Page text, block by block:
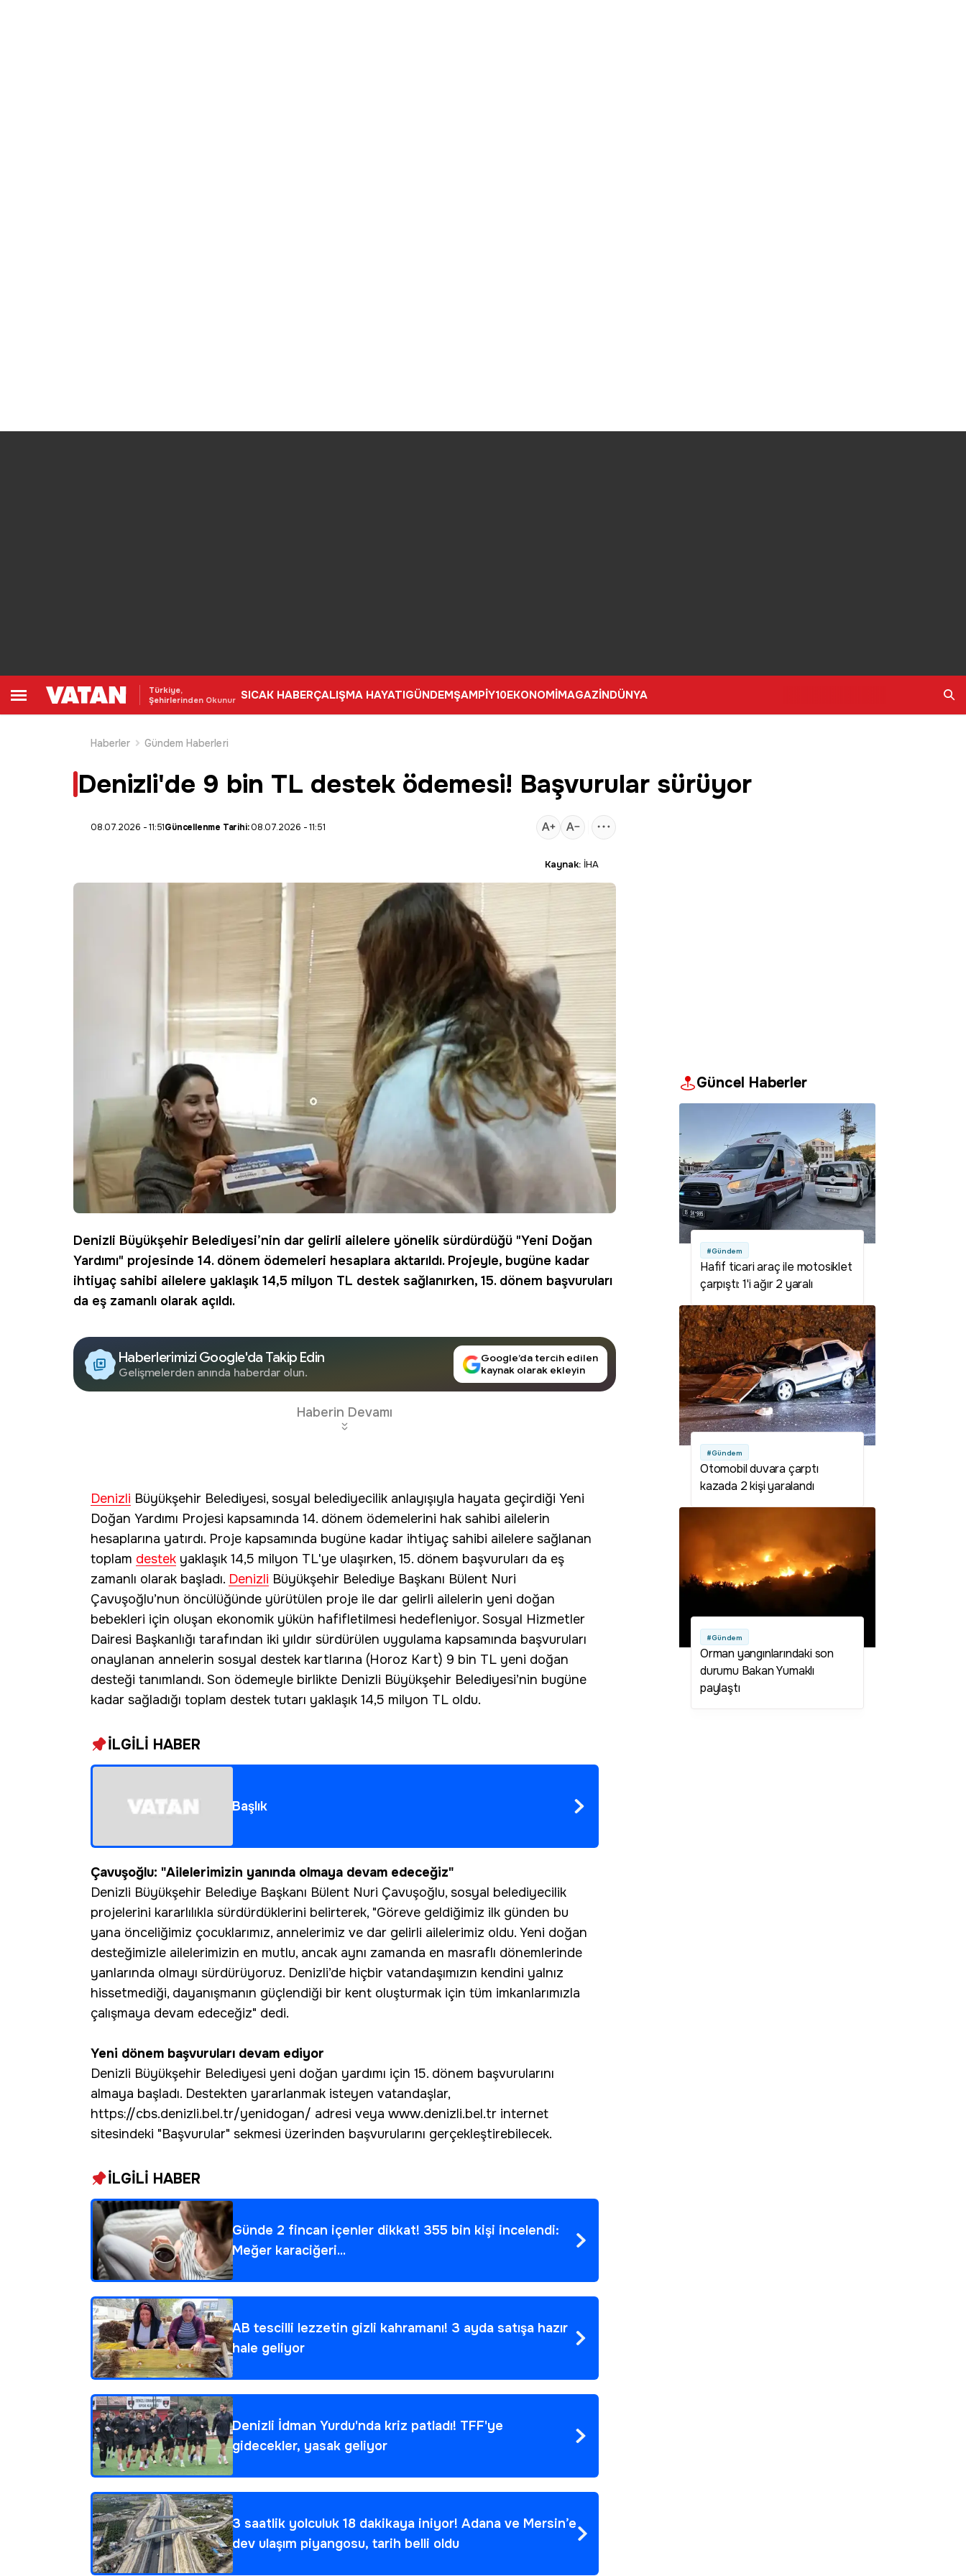
Türkiye,
Şehirlerinden Okunur SICAK HABERÇALIŞMA HAYATIGÜNDEMŞAMPİY10EKONOMİMAGAZİNDÜNYA
Haberler
Gündem Haberleri
Denizli'de 9 bin TL destek ödemesi! Başvurular sürüyor
08.07.2026 - 11:51Güncellenme Tarihi:08.07.2026 - 11:51
Kaynak: İHA
Denizli Büyükşehir Belediyesi’nin dar gelirli ailelere yönelik sürdürdüğü "Yeni Doğan
Yardımı" projesinde 14. dönem ödemeleri hesaplara aktarıldı. Projeyle, bugüne kadar
ihtiyaç sahibi ailelere yaklaşık 14,5 milyon TL destek sağlanırken, 15. dönem başvuruları
da eş zamanlı olarak açıldı.
Haberlerimizi Google'da Takip Edin
Gelişmelerden anında haberdar olun.
Google’da tercih edilen
kaynak olarak ekleyin
Haberin Devamı
Denizli Büyükşehir Belediyesi, sosyal belediyecilik anlayışıyla hayata geçirdiği Yeni
Doğan Yardımı Projesi kapsamında 14. dönem ödemelerini hak sahibi ailelerin
hesaplarına yatırdı. Proje kapsamında bugüne kadar ihtiyaç sahibi ailelere sağlanan
toplam destek yaklaşık 14,5 milyon TL'ye ulaşırken, 15. dönem başvuruları da eş
zamanlı olarak başladı. Denizli Büyükşehir Belediye Başkanı Bülent Nuri
Çavuşoğlu’nun öncülüğünde yürütülen proje ile dar gelirli ailelerin yeni doğan
bebekleri için oluşan ekonomik yükün hafifletilmesi hedefleniyor. Sosyal Hizmetler
Dairesi Başkanlığı tarafından iki yıldır sürdürülen uygulama kapsamında başvuruları
onaylanan annelerin sosyal destek kartlarına (Horoz Kart) 9 bin TL yeni doğan
desteği tanımlandı. Son ödemeyle birlikte Denizli Büyükşehir Belediyesi’nin bugüne
kadar sağladığı toplam destek tutarı yaklaşık 14,5 milyon TL oldu.
İLGİLİ HABER
Başlık
Çavuşoğlu: "Ailelerimizin yanında olmaya devam edeceğiz"
Denizli Büyükşehir Belediye Başkanı Bülent Nuri Çavuşoğlu, sosyal belediyecilik
projelerini kararlılıkla sürdürdüklerini belirterek, "Göreve geldiğimiz ilk günden bu
yana önceliğimiz çocuklarımız, annelerimiz ve dar gelirli ailelerimiz oldu. Yeni doğan
desteğimizle ailelerimizin en mutlu, ancak aynı zamanda en masraflı dönemlerinde
yanlarında olmayı sürdürüyoruz. Denizli’de hiçbir vatandaşımızın kendini yalnız
hissetmediği, dayanışmanın güçlendiği bir kent oluşturmak için tüm imkanlarımızla
çalışmaya devam edeceğiz" dedi.
Yeni dönem başvuruları devam ediyor
Denizli Büyükşehir Belediyesi yeni doğan yardımı için 15. dönem başvurularını
almaya başladı. Destekten yararlanmak isteyen vatandaşlar,
https://cbs.denizli.bel.tr/yenidogan/ adresi veya www.denizli.bel.tr internet
sitesindeki "Başvurular" sekmesi üzerinden başvurularını gerçekleştirebilecek.
İLGİLİ HABER
Günde 2 fincan içenler dikkat! 355 bin kişi incelendi:
Meğer karaciğeri...
AB tescilli lezzetin gizli kahramanı! 3 ayda satışa hazır
hale geliyor
Denizli İdman Yurdu'nda kriz patladı! TFF'ye
gidecekler, yasak geliyor
3 saatlik yolculuk 18 dakikaya iniyor! Adana ve Mersin’e
dev ulaşım piyangosu, tarih belli oldu
Güncel Haberler
#Gündem
Hafif ticari araç ile motosiklet
çarpıştı: 1'i ağır 2 yaralı
#Gündem
Otomobil duvara çarptı
kazada 2 kişi yaralandı
#Gündem
Orman yangınlarındaki son
durumu Bakan Yumaklı
paylaştı